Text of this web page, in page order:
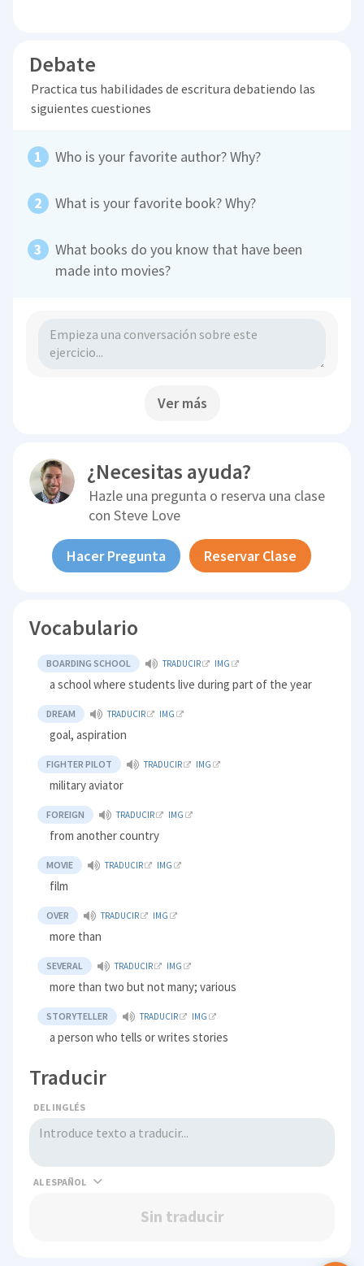
Debate
Practica tus habilidades de escritura debatiendo las
siguientes cuestiones
Who is your favorite author? Why?
What is your favorite book? Why?
What books do you know that have been
made into movies?
Ver más
¿Necesitas ayuda?
Hazle una pregunta o reserva una clase
conSteve Love
Hacer Pregunta Reservar Clase
Vocabulario
BOARDING SCHOOL TRADUCIR IMG
a school where students live during part of the year
DREAM TRADUCIR IMG
goal, aspiration
FIGHTER PILOT TRADUCIR IMG
military aviator
FOREIGN TRADUCIR IMG
from another country
MOVIE TRADUCIR IMG
film
OVER TRADUCIR IMG
more than
SEVERAL TRADUCIR IMG
more than two but not many; various
STORYTELLER TRADUCIR IMG
a person who tells or writes stories
Traducir
DEL INGLÉS
AL
Sin traducir